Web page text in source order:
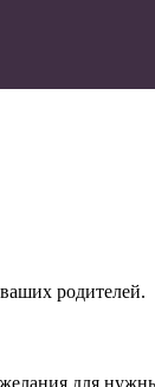
родителей.